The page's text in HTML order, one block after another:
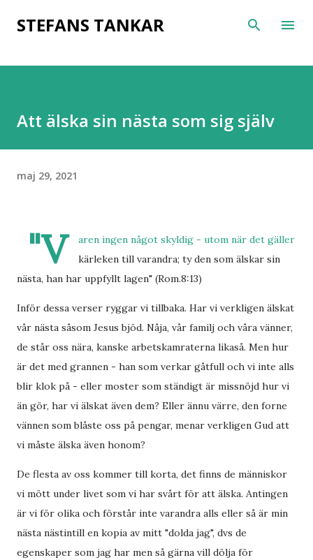
Fortsätt till huvudinnehåll
STEFANS TANKAR
Att älska sin nästa som sig själv
maj 29, 2021
"V
aren ingen något skyldig - utom när det gäller
kärleken till varandra; ty den som älskar sin
nästa, han har uppfyllt lagen" (Rom.8:13)
Inför dessa verser ryggar vi tillbaka. Har vi verkligen älskat
vår nästa såsom Jesus bjöd. Nåja, vår familj och våra vänner,
de står oss nära, kanske arbetskamraterna likaså. Men hur
är det med grannen - han som verkar gåtfull och vi inte alls
blir klok på - eller moster som ständigt är missnöjd hur vi
än gör, har vi älskat även dem? Eller ännu värre, den forne
vännen som blåste oss på pengar, menar verkligen Gud att
vi måste älska även honom?
De flesta av oss kommer till korta, det finns de människor
vi mött under livet som vi har svårt för att älska. Antingen
är vi för olika och förstår inte varandra alls eller så är min
nästa nästintill en kopia av mitt "dolda jag", dvs de
egenskaper som jag har men så gärna vill dölja för